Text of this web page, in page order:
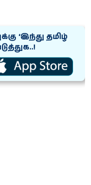
‘இந்து தமிழ்